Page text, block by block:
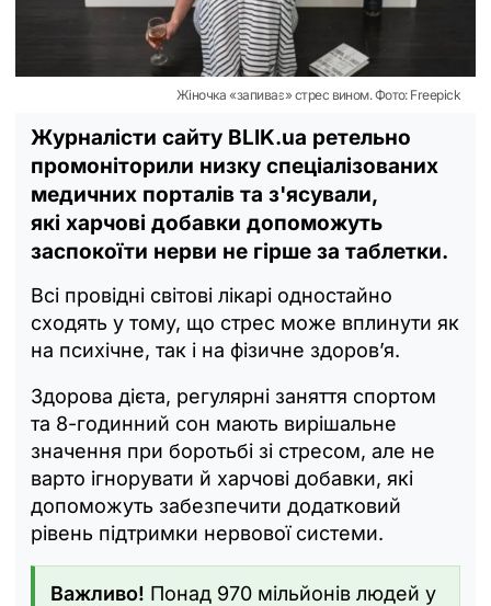
Жіночка «запиває» стрес вином. Фото: Freepick
Журналісти сайту BLIK.ua ретельно
промоніторили низку спеціалізованих
медичних порталів та з'ясували,
які харчові добавки допоможуть
заспокоїти нерви не гірше за таблетки.
Всі провідні світові лікарі одностайно
сходять у тому, що стрес може вплинути як
на психічне, так і на фізичне здоров’я.
Здорова дієта, регулярні заняття спортом
та 8-годинний сон мають вирішальне
значення при боротьбі зі стресом, але не
варто ігнорувати й харчові добавки, які
допоможуть забезпечити додатковий
рівень підтримки нервової системи.
Важливо! Понад 970 мільйонів людей у